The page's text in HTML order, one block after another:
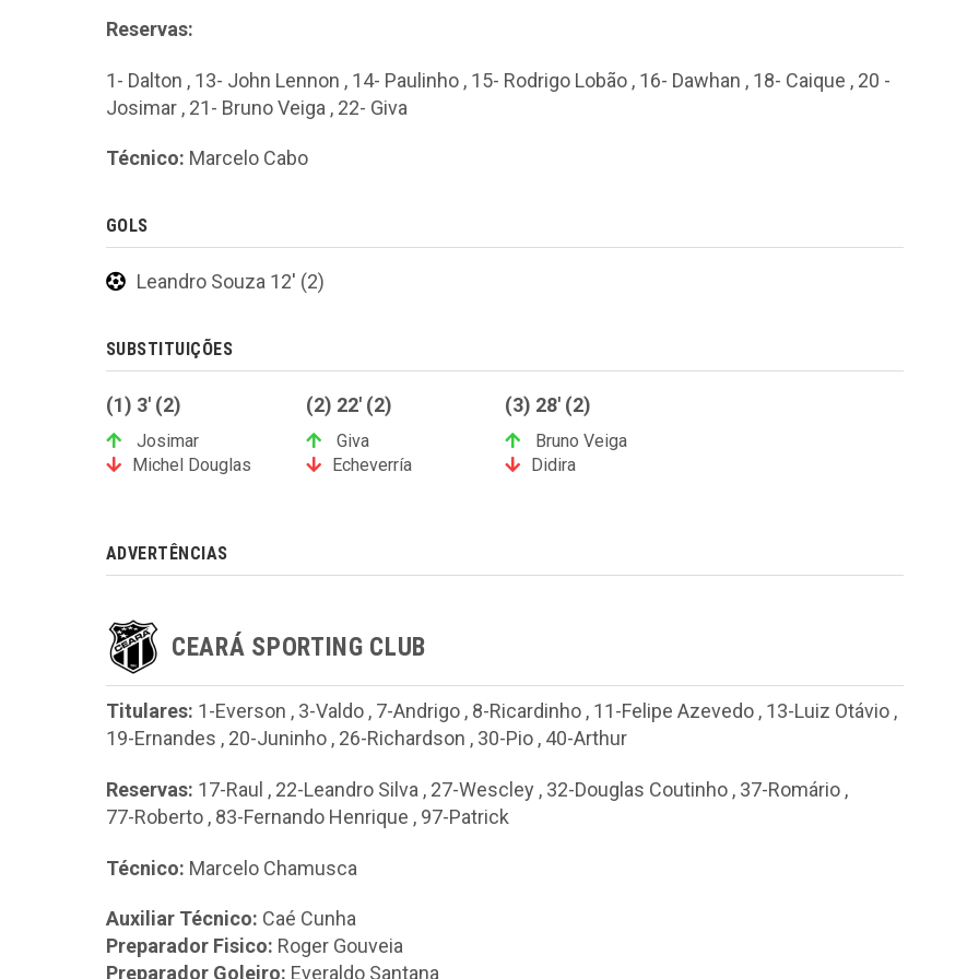
Reservas:
1- Dalton , 13- John Lennon , 14- Paulinho , 15- Rodrigo Lobão , 16- Dawhan , 18- Caique , 20 -
Josimar , 21- Bruno Veiga , 22- Giva
Técnico: Marcelo Cabo
GOLS
Leandro Souza 12' (2)
SUBSTITUIÇÕES
(1) 3' (2)
Josimar
Michel Douglas
(2) 22' (2)
Giva
Echeverría
(3) 28' (2)
Bruno Veiga
Didira
ADVERTÊNCIAS
CEARÁ SPORTING CLUB
Titulares: 1-Everson , 3-Valdo , 7-Andrigo , 8-Ricardinho , 11-Felipe Azevedo , 13-Luiz Otávio ,
19-Ernandes , 20-Juninho , 26-Richardson , 30-Pio , 40-Arthur
Reservas: 17-Raul , 22-Leandro Silva , 27-Wescley , 32-Douglas Coutinho , 37-Romário ,
77-Roberto , 83-Fernando Henrique , 97-Patrick
Técnico: Marcelo Chamusca
Auxiliar Técnico: Caé Cunha
Preparador Fisico: Roger Gouveia
Preparador Goleiro: Everaldo Santana